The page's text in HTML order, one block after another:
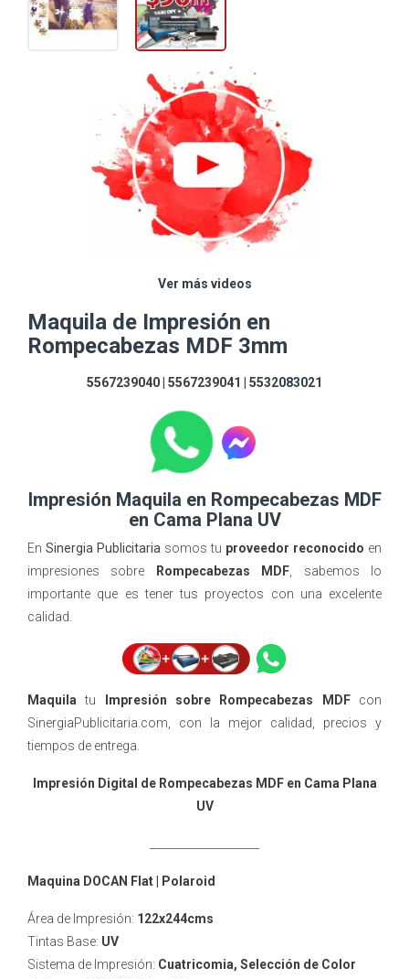
Ver más videos
Maquila de Impresión en
Rompecabezas MDF 3mm
5567239040 | 5567239041 | 5532083021
Impresión Maquila en Rompecabezas MDF
en Cama Plana UV
En Sinergia Publicitaria somos tu proveedor reconocido en
impresiones sobre
Rompecabezas MDF , sabemos lo
importante que es tener tus proyectos con una excelente
calidad.
Maquila tu Impresión sobre Rompecabezas MDFcon
SinergiaPublicitaria.com, con la mejor calidad, precios y
tiempos de entrega.
Impresión Digital de Rompecabezas MDF en Cama Plana
UV
Maquina DOCAN Flat | Polaroid
Área de Impresión: 122x244cms
Tintas Base: UV
Sistema de Impresión: Cuatricomia, Selección de Color